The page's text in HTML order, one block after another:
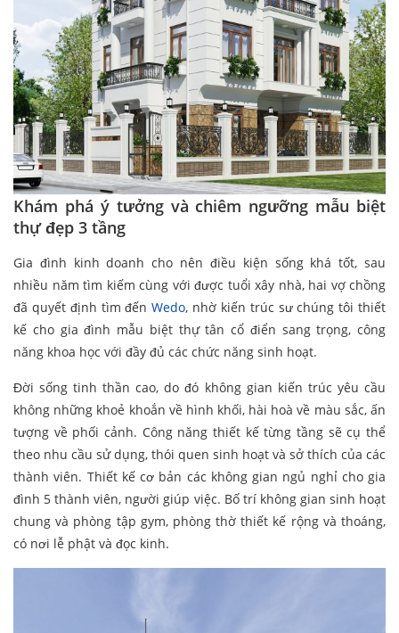
Khám phá ý tưởng và chiêm ngưỡng mẫu biệt
thự đẹp 3 tầng
Gia đình kinh doanh cho nên điều kiện sống khá tốt, sau
nhiều năm tìm kiếm cùng với được tuổi xây nhà, hai vợ chồng
đã quyết định tìm đếnWedo, nhờ kiến trúc sư chúng tôi thiết
kế cho gia đình mẫu biệt thự tân cổ điển sang trọng, công
năng khoa học với đầy đủ các chức năng sinh hoạt.
Đời sống tinh thần cao, do đó không gian kiến trúc yêu cầu
không những khoẻ khoắn về hình khối, hài hoà về màu sắc, ấn
tượng về phối cảnh. Công năng thiết kế từng tầng sẽ cụ thể
theo nhu cầu sử dụng, thói quen sinh hoạt và sở thích của các
thành viên. Thiết kế cơ bản các không gian ngủ nghỉ cho gia
đình 5 thành viên, người giúp việc. Bố trí không gian sinh hoạt
chung và phòng tập gym, phòng thờ thiết kế rộng và thoáng,
có nơi lễ phật và đọc kinh.